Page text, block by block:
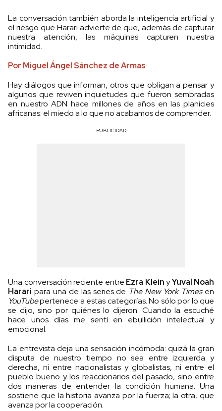
La conversación también aborda la inteligencia artificial y
el riesgo que Harari advierte de que, además de capturar
nuestra atención, las máquinas capturen nuestra
intimidad.
Por Miguel Ángel Sánchez de Armas
Hay diálogos que informan, otros que obligan a pensar y
algunos que reviven inquietudes que fueron sembradas
en nuestro ADN hace millones de años en las planicies
africanas: el miedo a lo que no acabamos de comprender.
PUBLICIDAD
Una conversación reciente entre Ezra KleinyYuval Noah
Harari para una de las series de The New York Timesen
YouTubepertenece a estas categorías. No sólo por lo que
se dijo, sino por quiénes lo dijeron. Cuando la escuché
hace unos días me sentí en ebullición intelectual y
emocional.
La entrevista deja una sensación incómoda: quizá la gran
disputa de nuestro tiempo no sea entre izquierda y
derecha, ni entre nacionalistas y globalistas, ni entre el
pueblo bueno y los reaccionarios del pasado, sino entre
dos maneras de entender la condición humana. Una
sostiene que la historia avanza por la fuerza; la otra, que
avanza por la cooperación.